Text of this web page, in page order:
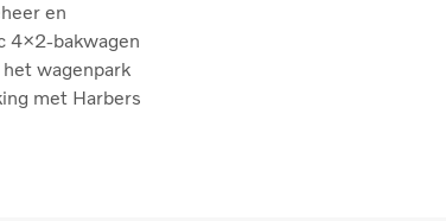
en
4×2-bakwagen
wagenpark
met Harbers